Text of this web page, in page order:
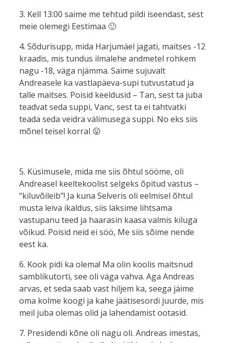
3. Kell 13:00 saime me tehtud pildi iseendast, sest
meie olemegi Eestimaa 🙂
4. Sõdurisupp, mida Harjumäel jagati, maitses -12
kraadis, mis tundus ilmalehe andmetel rohkem
nagu -18, väga njämma. Saime sujuvalt
Andreasele ka vastlapäeva-supi tutvustatud ja
talle maitses. Poisid keeldusid – Tan, sest ta juba
teadvat seda suppi, Vanc, sest ta ei tahtvatki
teada seda veidra välimusega suppi. No eks siis
mõnel teisel korral 😛
5. Küsimusele, mida me siis õhtul sööme, oli
Andreasel keeltekoolist selgeks õpitud vastus –
“kiluvõileib”! Ja kuna Selveris oli eelmisel õhtul
musta leiva ikaldus, siis läksime lihtsama
vastupanu teed ja haarasin kaasa valmis kiluga
võikud. Poisid neid ei söö, Me siis sõime nende
eest ka.
6. Kook pidi ka olema! Ma olin koolis maitsnud
samblikutorti, see oli väga vahva. Aga Andreas
arvas, et seda saab vast hiljem ka, seega jäime
oma kolme koogi ja kahe jäätisesordi juurde, mis
meil juba olemas olid ja lahendamist ootasid.
7. Presidendi kõne oli nagu oli. Andreas imestas,